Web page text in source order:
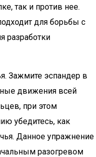
так и против нее.
для борьбы с
разработки
Зажмите эспандер в
движения всей
при этом
убедитесь, как
Данное упражнение
разогревом